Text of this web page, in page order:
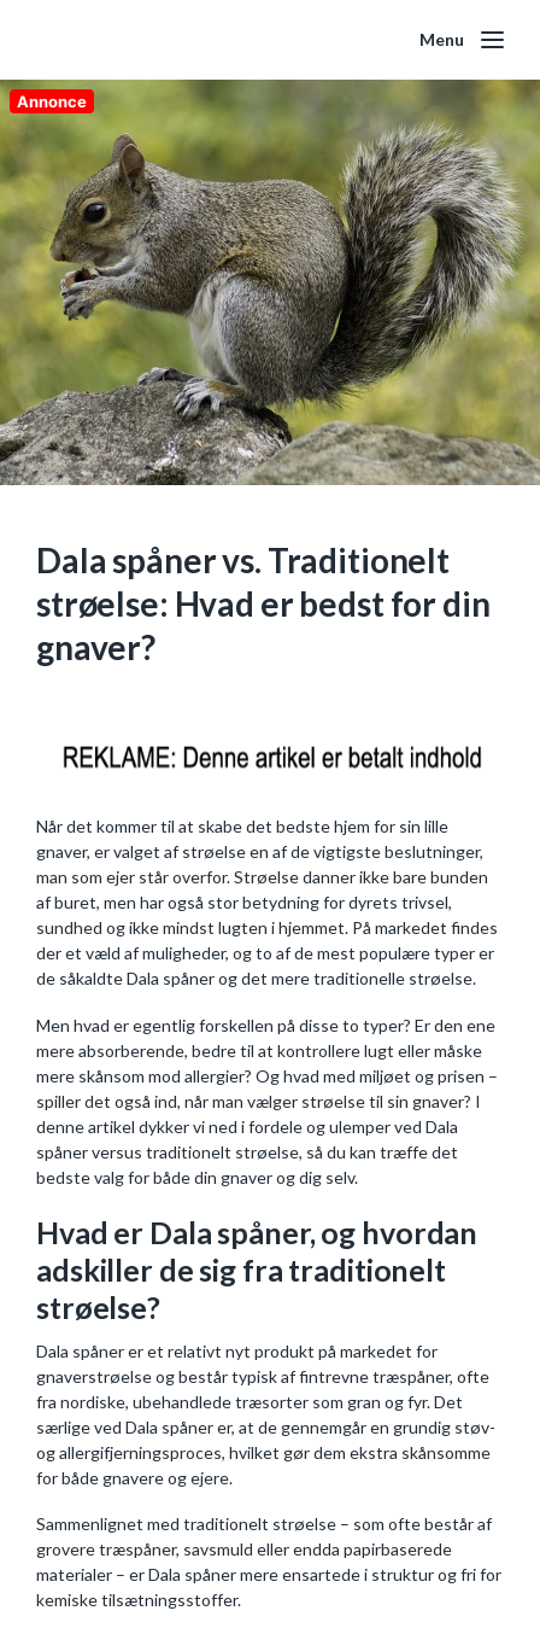
Menu
Annonce
Dala spåner vs. Traditionelt
strøelse: Hvad er bedst for din
gnaver?
Når det kommer til at skabe det bedste hjem for sin lille
gnaver, er valget af strøelse en af de vigtigste beslutninger,
man som ejer står overfor. Strøelse danner ikke bare bunden
af buret, men har også stor betydning for dyrets trivsel,
sundhed og ikke mindst lugten i hjemmet. På markedet findes
der et væld af muligheder, og to af de mest populære typer er
de såkaldte Dala spåner og det mere traditionelle strøelse.
Men hvad er egentlig forskellen på disse to typer? Er den ene
mere absorberende, bedre til at kontrollere lugt eller måske
mere skånsom mod allergier? Og hvad med miljøet og prisen –
spiller det også ind, når man vælger strøelse til sin gnaver? I
denne artikel dykker vi ned i fordele og ulemper ved Dala
spåner versus traditionelt strøelse, så du kan træffe det
bedste valg for både din gnaver og dig selv.
Hvad er Dala spåner, og hvordan
adskiller de sig fra traditionelt
strøelse?
Dala spåner er et relativt nyt produkt på markedet for
gnaverstrøelse og består typisk af fintrevne træspåner, ofte
fra nordiske, ubehandlede træsorter som gran og fyr. Det
særlige ved Dala spåner er, at de gennemgår en grundig støv-
og allergifjerningsproces, hvilket gør dem ekstra skånsomme
for både gnavere og ejere.
Sammenlignet med traditionelt strøelse – som ofte består af
grovere træspåner, savsmuld eller endda papirbaserede
materialer – er Dala spåner mere ensartede i struktur og fri for
kemiske tilsætningsstoffer.